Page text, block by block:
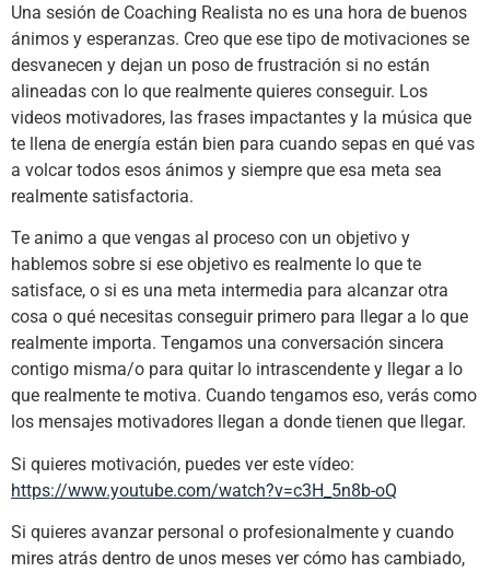
Una sesión de Coaching Realista no es una hora de buenos
ánimos y esperanzas. Creo que ese tipo de motivaciones se
desvanecen y dejan un poso de frustración si no están
alineadas con lo que realmente quieres conseguir. Los
videos motivadores, las frases impactantes y la música que
te llena de energía están bien para cuando sepas en qué vas
a volcar todos esos ánimos y siempre que esa meta sea
realmente satisfactoria.
Te animo a que vengas al proceso con un objetivo y
hablemos sobre si ese objetivo es realmente lo que te
satisface, o si es una meta intermedia para alcanzar otra
cosa o qué necesitas conseguir primero para llegar a lo que
realmente importa. Tengamos una conversación sincera
contigo misma/o para quitar lo intrascendente y llegar a lo
que realmente te motiva. Cuando tengamos eso, verás como
los mensajes motivadores llegan a donde tienen que llegar.
Si quieres motivación, puedes ver este vídeo:
https://www.youtube.com/watch?v=c3H_5n8b-oQ
Si quieres avanzar personal o profesionalmente y cuando
mires atrás dentro de unos meses ver cómo has cambiado,